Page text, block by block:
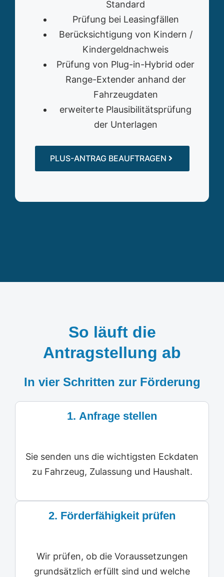
Standard
Prüfung bei Leasingfällen
Berücksichtigung von Kindern /
Kindergeldnachweis
Prüfung von Plug-in-Hybrid oder
Range-Extender anhand der
Fahrzeugdaten
erweiterte Plausibilitätsprüfung
der Unterlagen
PLUS-ANTRAG BEAUFTRAGEN
So läuft die
Antragstellung ab
In vier Schritten zur Förderung
1. Anfrage stellen
Sie senden uns die wichtigsten Eckdaten
zu Fahrzeug, Zulassung und Haushalt.
2. Förderfähigkeit prüfen
Wir prüfen, ob die Voraussetzungen
grundsätzlich erfüllt sind und welche